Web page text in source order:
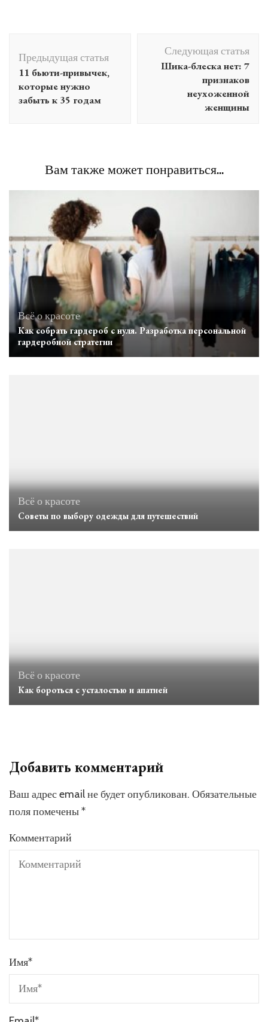
по
записям
Предыдущая статья
11 бьюти-привычек,
которые нужно
забыть к 35 годам
Следующая статья
Шика-блеска нет: 7
признаков
неухоженной
женщины
Вам также может понравиться...
Всё о красоте
Как собрать гардероб с нуля. Разработка персональной
гардеробной стратегии
Всё о красоте
Советы по выбору одежды для путешествий
Всё о красоте
Как бороться с усталостью и апатией
Добавить комментарий
Ваш адрес email не будет опубликован. Обязательные
поля помечены*
Комментарий
Имя*